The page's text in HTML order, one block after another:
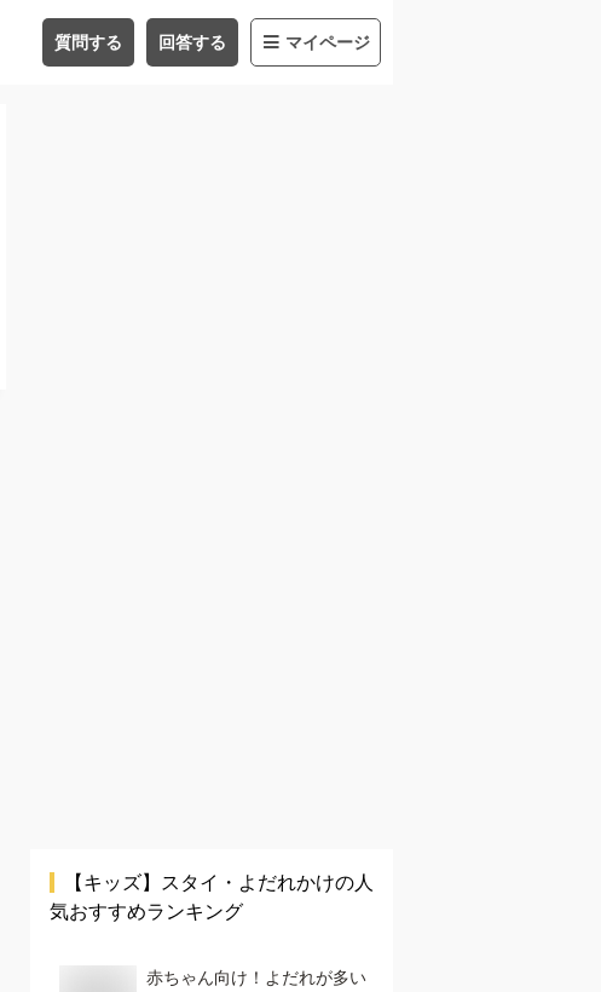
質問する 回答する マイページ
【キッズ】 スタイ・よだれかけの人
気おすすめランキング
赤ちゃん向け！よだれが多い